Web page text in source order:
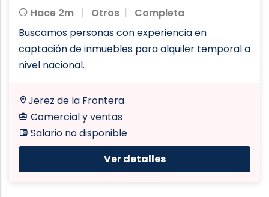
Hace 2m
Otros
Completa
Buscamos personas con experiencia en
captación de inmuebles para alquiler temporal a
nivel nacional.
Jerez de la Frontera
Comercial y ventas
Salario no disponible
Ver detalles